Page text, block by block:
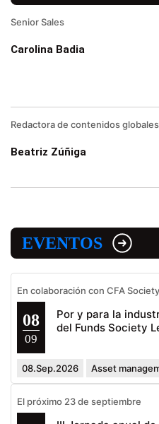
Senior Sales
Carolina Badia
Redactora de contenidos
Beatriz Zúñiga
EVENTOS
En colaboración con CFA
08
09
Por y para la
del Funds Society
08.Sep.2026 Asset
El próximo 23 de septiembre